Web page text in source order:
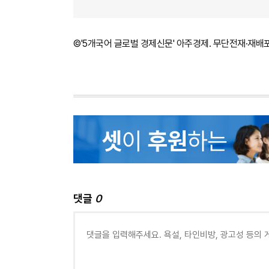
©'5개국어 글로벌 경제신문' 아주경제. 무단전재·재배
댓글 0